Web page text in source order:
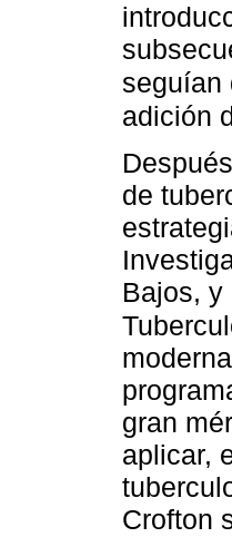
seguían
adición
de
Bajos,
gran
aplicar,
Crofton